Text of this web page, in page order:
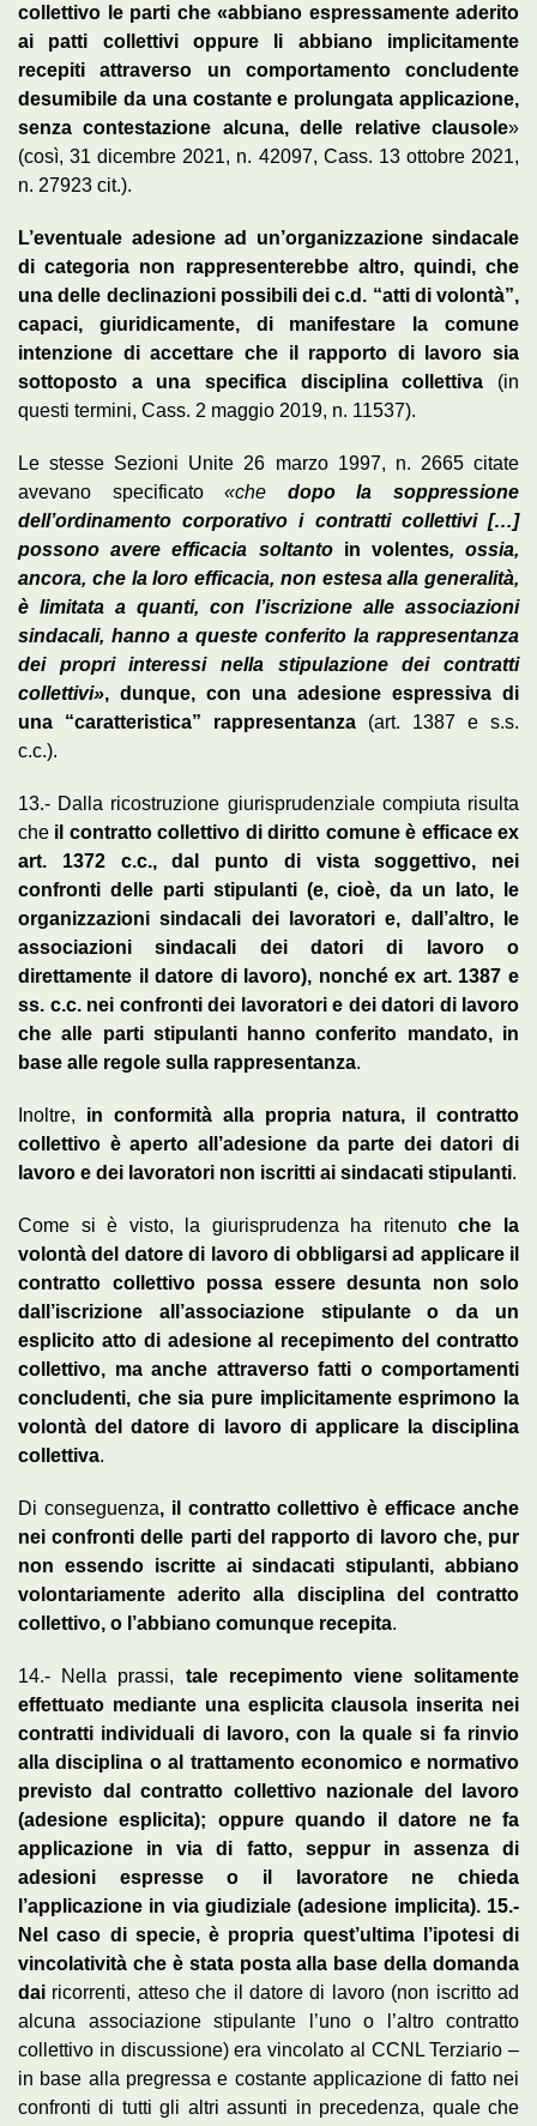
collettivo le parti che «abbiano espressamente aderito
ai patti collettivi oppure li abbiano implicitamente
recepiti attraverso un comportamento concludente
desumibile da una costante e prolungata applicazione,
senza contestazione alcuna, delle relative clausole»
(così, 31 dicembre 2021, n. 42097, Cass. 13 ottobre 2021,
n. 27923 cit.).
L’eventuale adesione ad un’organizzazione sindacale
di categoria non rappresenterebbe altro, quindi, che
una delle declinazioni possibili dei c.d. “atti di volontà”,
capaci, giuridicamente, di manifestare la comune
intenzione di accettare che il rapporto di lavoro sia
sottoposto a una specifica disciplina collettiva (in
questi termini, Cass. 2 maggio 2019, n. 11537).
Le stesse Sezioni Unite 26 marzo 1997, n. 2665 citate
avevano specificato«che dopo la soppressione
dell’ordinamento corporativo i contratti collettivi […]
possono avere efficacia soltanto in volentes, ossia,
ancora, che la loro efficacia, non estesa alla generalità,
è limitata a quanti, con l’iscrizione alle associazioni
sindacali, hanno a queste conferito la rappresentanza
dei propri interessi nella stipulazione dei contratti
collettivi», dunque, con una adesione espressiva di
una “caratteristica” rappresentanza (art. 1387 e s.s.
c.c.).
13.- Dalla ricostruzione giurisprudenziale compiuta risulta
che il contratto collettivo di diritto comune è efficace ex
art. 1372 c.c., dal punto di vista soggettivo, nei
confronti delle parti stipulanti (e, cioè, da un lato, le
organizzazioni sindacali dei lavoratori e, dall’altro, le
associazioni sindacali dei datori di lavoro o
direttamente il datore di lavoro), nonché ex art. 1387 e
ss. c.c. nei confronti dei lavoratori e dei datori di lavoro
che alle parti stipulanti hanno conferito mandato, in
base alle regole sulla rappresentanza.
Inoltre, in conformità alla propria natura, il contratto
collettivo è aperto all’adesione da parte dei datori di
lavoro e dei lavoratori non iscritti ai sindacati stipulanti.
Come si è visto, la giurisprudenza ha ritenutoche la
volontà del datore di lavoro di obbligarsi ad applicare il
contratto collettivo possa essere desunta non solo
dall’iscrizione all’associazione stipulante o da un
esplicito atto di adesione al recepimento del contratto
collettivo, ma anche attraverso fatti o comportamenti
concludenti, che sia pure implicitamente esprimono la
volontà del datore di lavoro di applicare la disciplina
collettiva.
Di conseguenza, il contratto collettivo è efficace anche
nei confronti delle parti del rapporto di lavoro che, pur
non essendo iscritte ai sindacati stipulanti, abbiano
volontariamente aderito alla disciplina del contratto
collettivo, o l’abbiano comunque recepita.
14.- Nella prassi, tale recepimento viene solitamente
effettuato mediante una esplicita clausola inserita nei
contratti individuali di lavoro, con la quale si fa rinvio
alla disciplina o al trattamento economico e normativo
previsto dal contratto collettivo nazionale del lavoro
(adesione esplicita); oppure quando il datore ne fa
applicazione in via di fatto, seppur in assenza di
adesioni espresse o il lavoratore ne chieda
l’applicazione in via giudiziale (adesione implicita). 15.-
Nel caso di specie, è propria quest’ultima l’ipotesi di
vincolatività che è stata posta alla base della domanda
dai ricorrenti, atteso che il datore di lavoro (non iscritto ad
alcuna associazione stipulante l’uno o l’altro contratto
collettivo in discussione) era vincolato al CCNL Terziario –
in base alla pregressa e costante applicazione di fatto nei
confronti di tutti gli altri assunti in precedenza, quale che